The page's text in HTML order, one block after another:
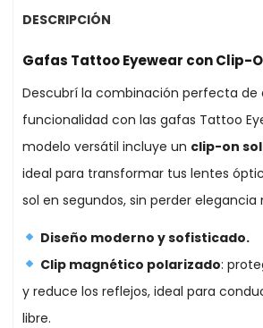
DESCRIPCIÓN
Gafas Tattoo Eyewear con Clip-
Descubrí la combinación perfecta de
funcionalidad con las gafas Tattoo
modelo versátil incluye un clip-on
ideal para transformar tus lentes
sol en segundos, sin perder elegancia
Diseño moderno y sofisticado.
Clip magnético polarizado:
y reduce los reflejos, ideal para
libre.